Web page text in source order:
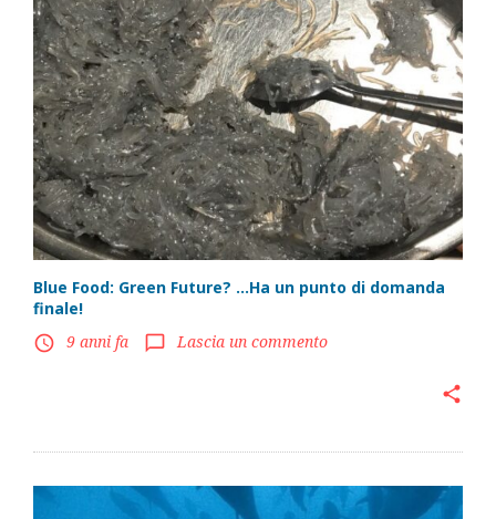
Blue Food: Green Future? …Ha un punto di domanda
finale!
access_time 9 anni fa chat_bubble_outline Lascia un commento
share